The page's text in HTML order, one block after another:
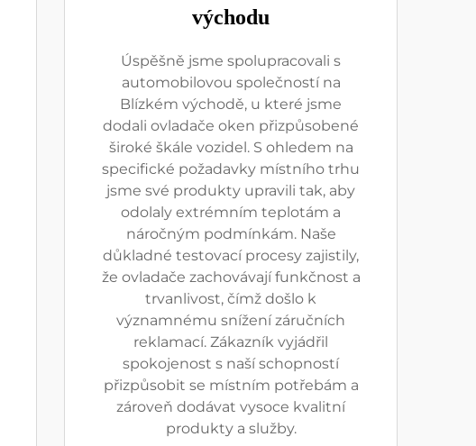
východu
Úspěšně jsme spolupracovali s
automobilovou společností na
Blízkém východě, u které jsme
dodali ovladače oken přizpůsobené
široké škále vozidel. S ohledem na
specifické požadavky místního trhu
jsme své produkty upravili tak, aby
odolaly extrémním teplotám a
náročným podmínkám. Naše
důkladné testovací procesy zajistily,
že ovladače zachovávají funkčnost a
trvanlivost, čímž došlo k
významnému snížení záručních
reklamací. Zákazník vyjádřil
spokojenost s naší schopností
přizpůsobit se místním potřebám a
zároveň dodávat vysoce kvalitní
produkty a služby.